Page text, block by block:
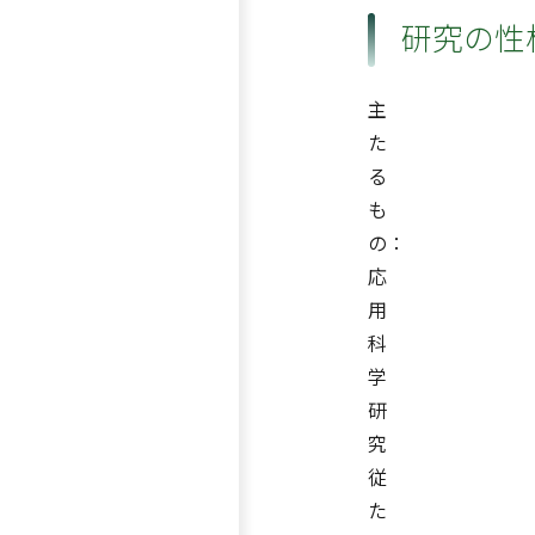
研究の性
主
た
る
も
の：
応
用
科
学
研
究
従
た